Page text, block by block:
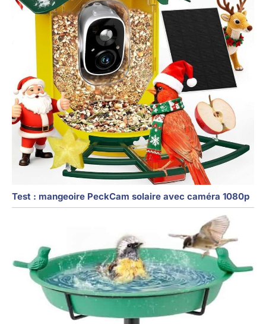
Test : mangeoire PeckCam solaire avec caméra 1080p